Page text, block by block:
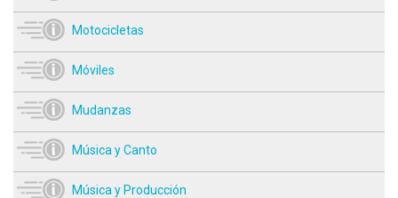
Motocicletas
Móviles
Mudanzas
Música y Canto
Música y Producción